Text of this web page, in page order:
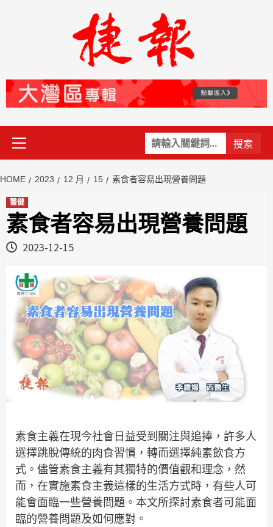
關
鍵
Primary
Menu
HOME 2023 12 月 15 素食者容易出現營養問題
醫健
素食者容易出現營養問題
2023-12-15
素食主義在現今社會日益受到關注與追捧，許多人
選擇跳脫傳統的肉食習慣，轉而選擇純素飲食方
式。儘管素食主義有其獨特的價值觀和理念，然
而，在實施素食主義這樣的生活方式時，有些人可
能會面臨一些營養問題。本文所探討素食者可能面
臨的營養問題及如何應對。